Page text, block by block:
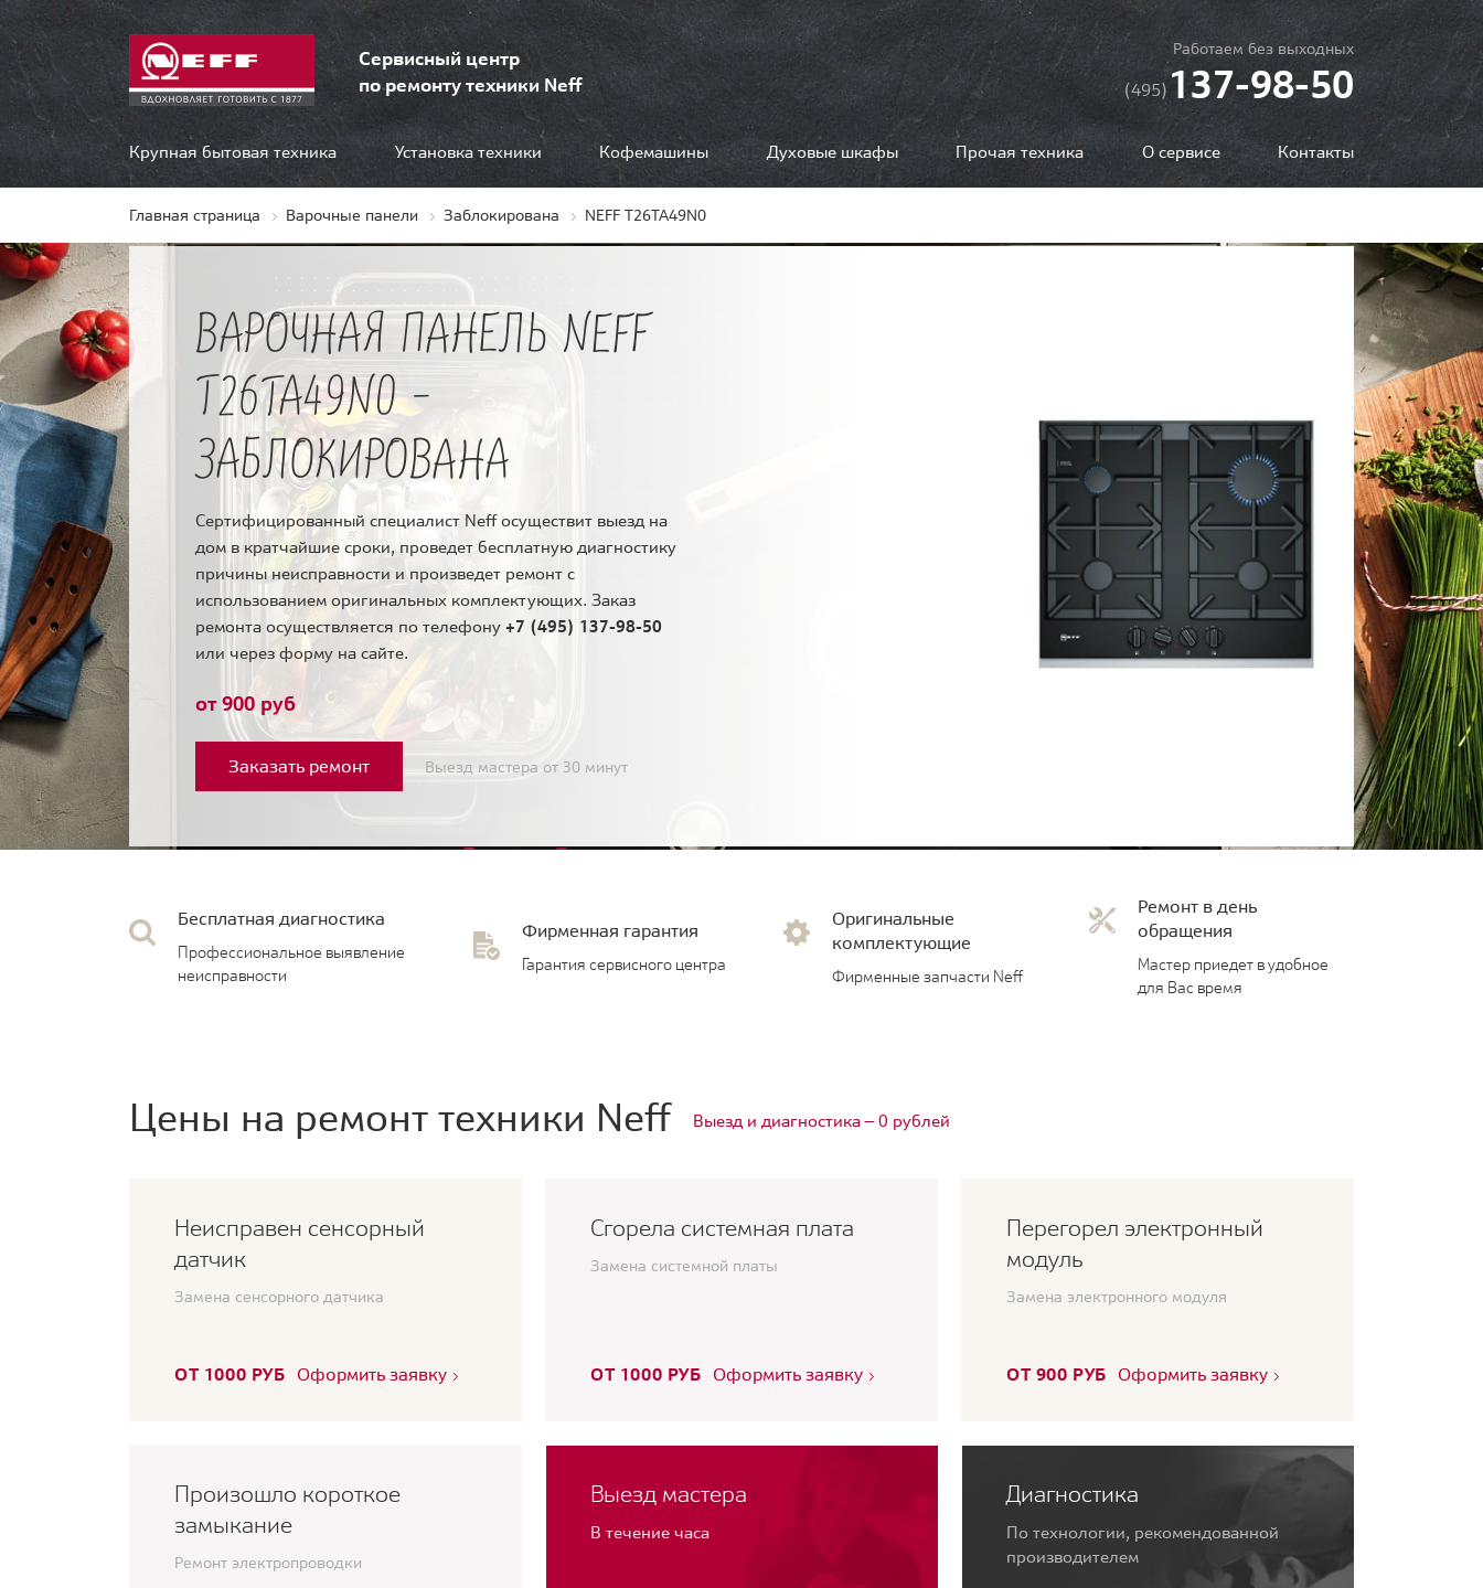
Сервисный центр
по ремонту техники Neff
Работаем без выходных
(495)137-98-50
Крупная бытовая техника Установка техники Кофемашины Духовые шкафы Прочая техника О сервисе Контакты
Главная страница Варочные панели Заблокирована NEFF T26TA49N0
ВАРОЧНАЯ ПАНЕЛЬ NEFF
T26TA49N0 -
ЗАБЛОКИРОВАНА
Сертифицированный специалист Neff осуществит выезд на
дом в кратчайшие сроки, проведет бесплатную диагностику
причины неисправности и произведет ремонт с
использованием оригинальных комплектующих. Заказ
ремонта осуществляется по телефону +7 (495) 137-98-50
или через форму на сайте.
от 900 руб
Заказать ремонт Выезд мастера от 30 минут
Бесплатная диагностика
Профессиональное выявление
неисправности
Фирменная гарантия
Гарантия сервисного центра
Оригинальные
комплектующие
Фирменные запчасти Neff
Ремонт в день
обращения
Мастер приедет в удобное
для Вас время
Цены на ремонт техники Neff Выезд и диагностика — 0 рублей
Неисправен сенсорный
датчик
Замена сенсорного датчика
ОТ 1000 РУБ Оформить заявку
Сгорела системная плата
Замена системной платы
ОТ 1000 РУБ Оформить заявку
Перегорел электронный
модуль
Замена электронного модуля
ОТ 900 РУБ Оформить заявку
Произошло короткое
замыкание
Ремонт электропроводки
Выезд мастера
В течение часа
Диагностика
По технологии, рекомендованной
производителем